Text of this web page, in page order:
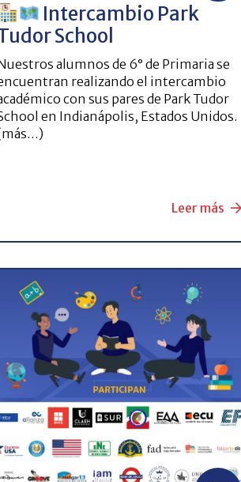
Intercambio Park
School
alumnos de 6° de Primaria se
realizando el intercambio
con sus pares de Park Tudor
en Indianápolis, Estados Unidos.
Leer más